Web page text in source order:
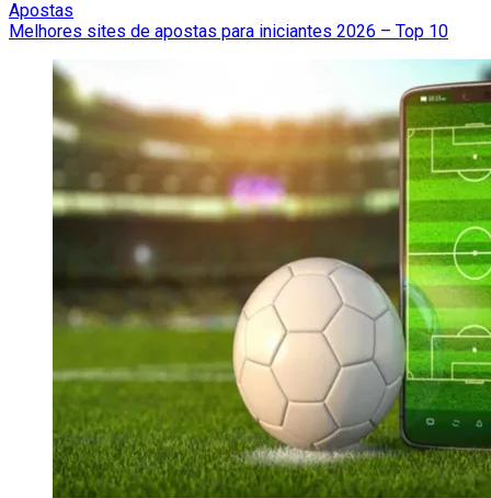
Apostas
Melhores sites de apostas para iniciantes 2026 – Top 10